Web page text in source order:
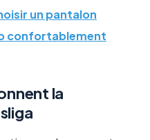
un pantalon
confortablement
la